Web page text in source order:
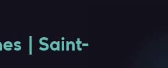
| Saint-